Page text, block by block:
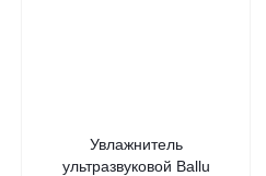
Увлажнитель
ультразвуковой Ballu